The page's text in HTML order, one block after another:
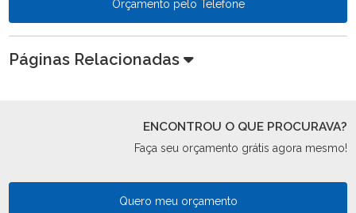
Orçamento pelo Telefone
Páginas Relacionadas
ENCONTROU O QUE PROCURAVA?
Faça seu orçamento grátis agora mesmo!
Quero meu orçamento